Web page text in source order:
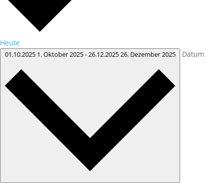
Heute
01.10.2025 1. Oktober 2025-26.12.202526. Dezember 2025 Datum